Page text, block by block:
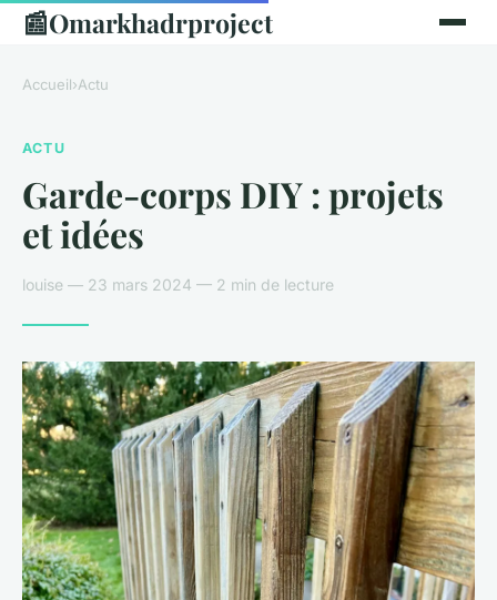
📰Omarkhadrproject
Accueil›Actu
ACTU
Garde-corps DIY : projets
et idées
louise — 23 mars 2024 — 2 min de lecture